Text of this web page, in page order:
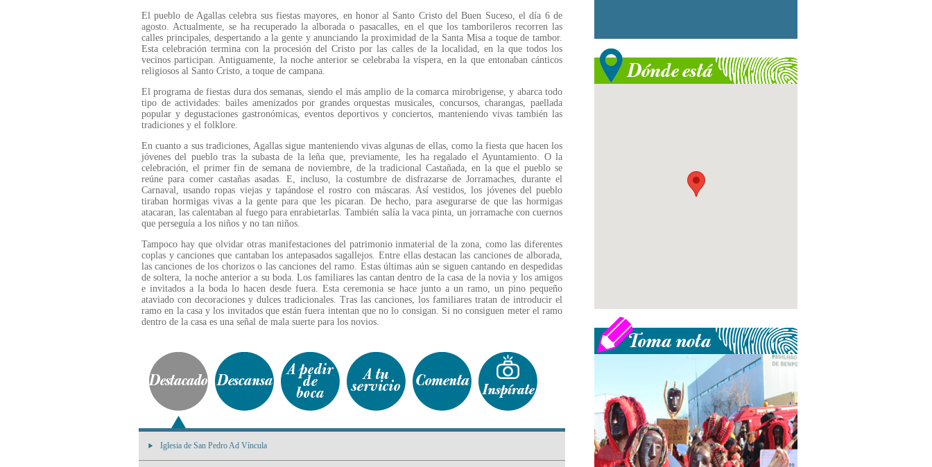
El pueblo de Agallas celebra sus fiestas mayores, en honor al Santo Cristo del Buen Suceso, el día 6 de
agosto. Actualmente, se ha recuperado la alborada o pasacalles, en el que los tamborileros recorren las
calles principales, despertando a la gente y anunciando la proximidad de la Santa Misa a toque de tambor.
Esta celebración termina con la procesión del Cristo por las calles de la localidad, en la que todos los
vecinos participan. Antiguamente, la noche anterior se celebraba la víspera, en la que entonaban cánticos
religiosos al Santo Cristo, a toque de campana.
El programa de fiestas dura dos semanas, siendo el más amplio de la comarca mirobrigense, y abarca todo
tipo de actividades: bailes amenizados por grandes orquestas musicales, concursos, charangas, paellada
popular y degustaciones gastronómicas, eventos deportivos y conciertos, manteniendo vivas también las
tradiciones y el folklore.
En cuanto a sus tradiciones, Agallas sigue manteniendo vivas algunas de ellas, como la fiesta que hacen los
jóvenes del pueblo tras la subasta de la leña que, previamente, les ha regalado el Ayuntamiento. O la
celebración, el primer fin de semana de noviembre, de la tradicional Castañada, en la que el pueblo se
reúne para comer castañas asadas. E, incluso, la costumbre de disfrazarse de Jorramaches, durante el
Carnaval, usando ropas viejas y tapándose el rostro con máscaras. Así vestidos, los jóvenes del pueblo
tiraban hormigas vivas a la gente para que les picaran. De hecho, para asegurarse de que las hormigas
atacaran, las calentaban al fuego para enrabietarlas. También salía la vaca pinta, un jorramache con cuernos
que perseguía a los niños y no tan niños.
Tampoco hay que olvidar otras manifestaciones del patrimonio inmaterial de la zona, como las diferentes
coplas y canciones que cantaban los antepasados sagallejos. Entre ellas destacan las canciones de alborada,
las canciones de los chorizos o las canciones del ramo. Estas últimas aún se siguen cantando en despedidas
de soltera, la noche anterior a su boda. Los familiares las cantan dentro de la casa de la novia y los amigos
e invitados a la boda lo hacen desde fuera. Esta ceremonia se hace junto a un ramo, un pino pequeño
ataviado con decoraciones y dulces tradicionales. Tras las canciones, los familiares tratan de introducir el
ramo en la casa y los invitados que están fuera intentan que no lo consigan. Si no consiguen meter el ramo
dentro de la casa es una señal de mala suerte para los novios.
Iglesia de San Pedro Ad Víncula